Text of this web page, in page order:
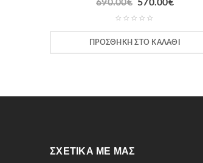
690.00€ 570.00€
ΠΡΟΣΘΉΚΗ ΣΤΟ ΚΑΛΆΘΙ
ΣΧΕΤΙΚΆ ΜΕ ΜΑΣ